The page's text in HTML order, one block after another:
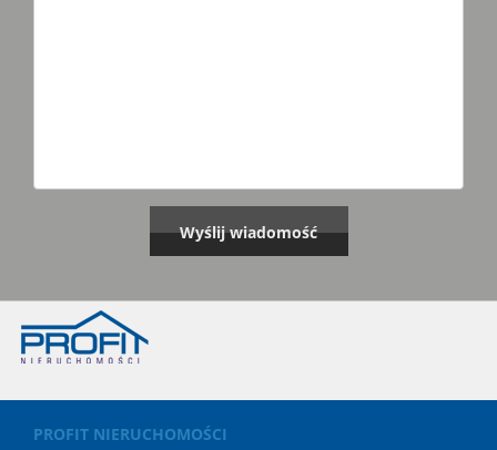
PROFIT NIERUCHOMOŚCI